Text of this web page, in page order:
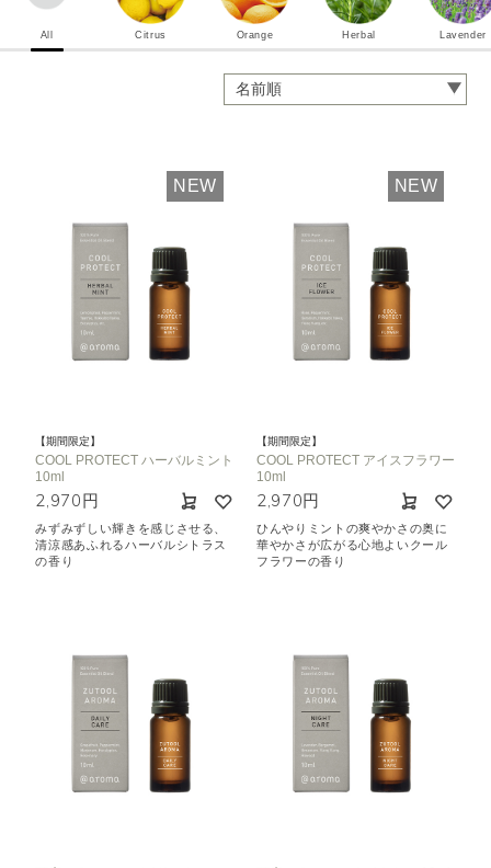
All Citrus Orange Herbal Lavender
NEW
【期間限定】
COOL PROTECT ハーバルミント
10ml
2,970円
みずみずしい輝きを感じさせる、
清涼感あふれるハーバルシトラス
の香り
NEW
【期間限定】
COOL PROTECT アイスフラワー
10ml
2,970円
ひんやりミントの爽やかさの奥に
華やかさが広がる心地よいクール
フラワーの香り